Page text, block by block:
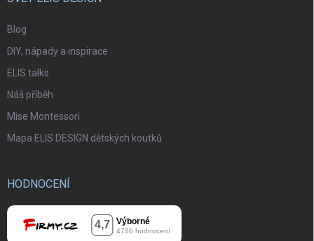
Blog
DIY, nápady a inspirace
ELIS talks
Náš příběh
Mise Montessori
Mapa ELIS DESIGN dětských koutků
HODNOCENÍ